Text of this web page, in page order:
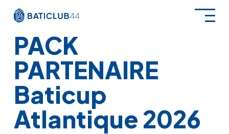
contenu
PACK
PARTENAIRE
Baticup
Atlantique 2026